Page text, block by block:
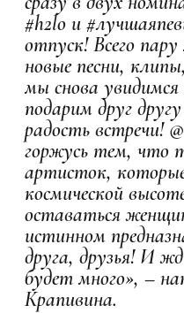
#h2lo и
отпуск! Всего
новые песни,
мы снова
подарим друг
радость встречи!
горжусь тем, что
артисток,
космической
оставаться
истинном
друга, друзья! И
будет много», –
Крапивина.